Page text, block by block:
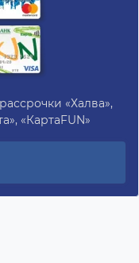
«Халва»,
«КартаFUN»